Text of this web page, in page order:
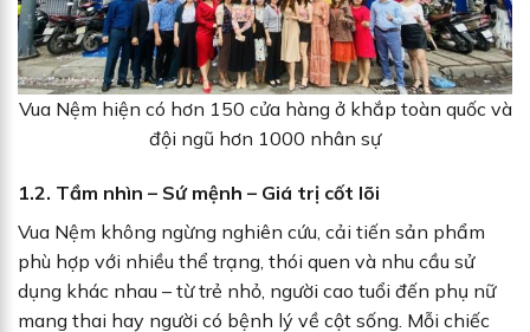
Vua Nệm hiện có hơn 150 cửa hàng ở khắp toàn quốc và
đội ngũ hơn 1000 nhân sự
1.2. Tầm nhìn – Sứ mệnh – Giá trị cốt lõi
Vua Nệm không ngừng nghiên cứu, cải tiến sản phẩm
phù hợp với nhiều thể trạng, thói quen và nhu cầu sử
dụng khác nhau – từ trẻ nhỏ, người cao tuổi đến phụ nữ
mang thai hay người có bệnh lý về cột sống. Mỗi chiếc